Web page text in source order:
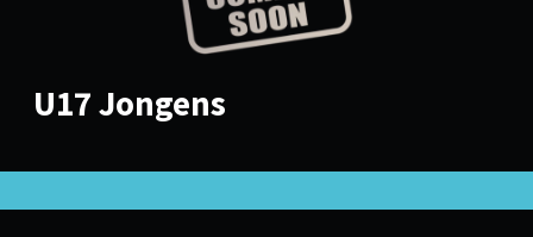
U17 Jongens